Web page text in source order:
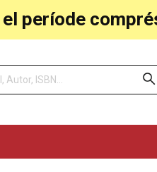
el període